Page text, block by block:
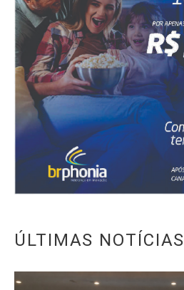
ÚLTIMAS NOTÍCIAS